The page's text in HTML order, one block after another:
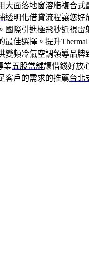
大面落地窗溶脂複合式
透明化借貸流程讓您好
國際引進極飛秒近視雷
最佳選擇。提升
變頻冷氣空調領導品牌
業五股當舖讓借錢好放
客戶的需求的推薦台北